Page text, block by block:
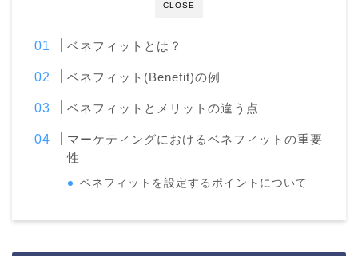
CLOSE
ベネフィットとは？
ベネフィット(Benefit)の例
ベネフィットとメリットの違う点
マーケティングにおけるベネフィットの重要
性
ベネフィットを設定するポイントについて